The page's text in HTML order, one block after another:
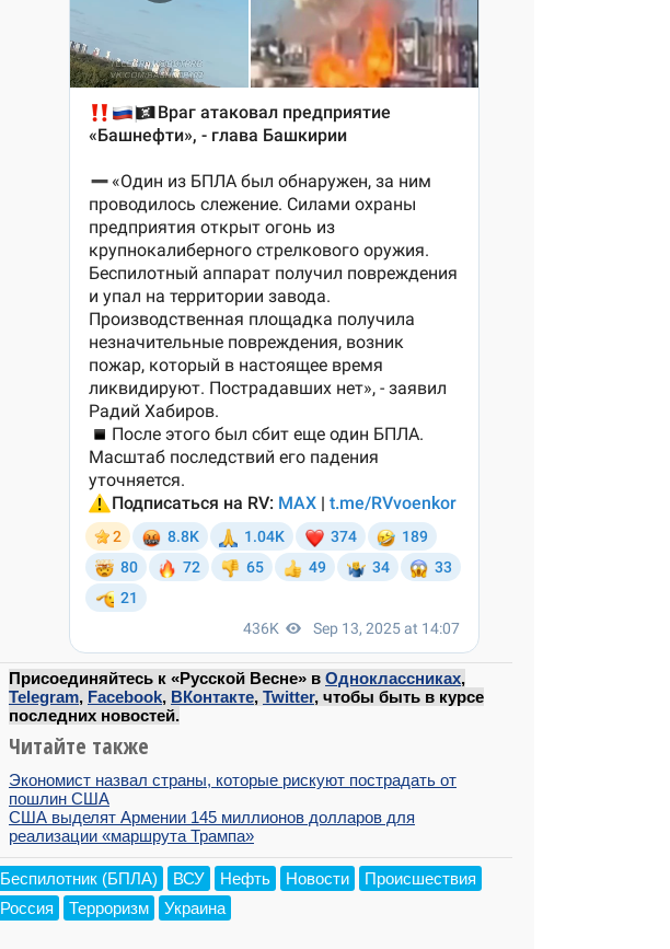
Присоединяйтесь к «Русской Весне» в Одноклассниках,
Telegram, Facebook, ВКонтакте, Twitter, чтобы быть в курсе
последних новостей.
Читайте также
Экономист назвал страны, которые рискуют пострадать от
пошлин США
США выделят Армении 145 миллионов долларов для
реализации «маршрута Трампа»
Беспилотник (БПЛА) ВСУ Нефть Новости
Происшествия
Россия
Терроризм Украина